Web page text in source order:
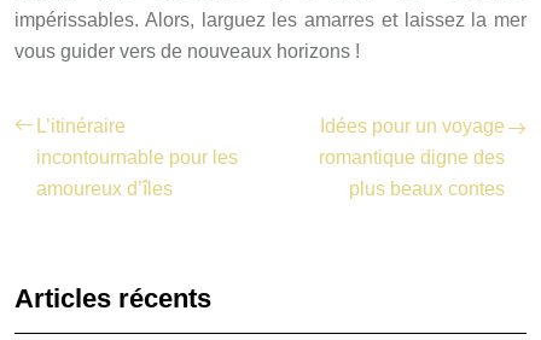
impérissables. Alors, larguez les amarres et laissez la mer
vous guider vers de nouveaux horizons !
L’itinéraire
incontournable pour les
amoureux d’îles
Idées pour un voyage
romantique digne des
plus beaux contes
Articles récents